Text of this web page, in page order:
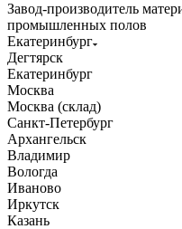
Завод-производитель
промышленных полов
Екатеринбург
Дегтярск
Екатеринбург
Москва
Москва (склад)
Санкт-Петербург
Архангельск
Владимир
Вологда
Иваново
Иркутск
Казань